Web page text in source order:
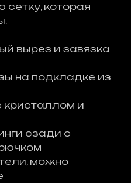
которая
вырез и завязка
на подкладке из
кристаллом и
сзади с
можно